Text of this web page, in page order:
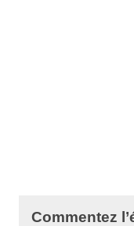
Commentez